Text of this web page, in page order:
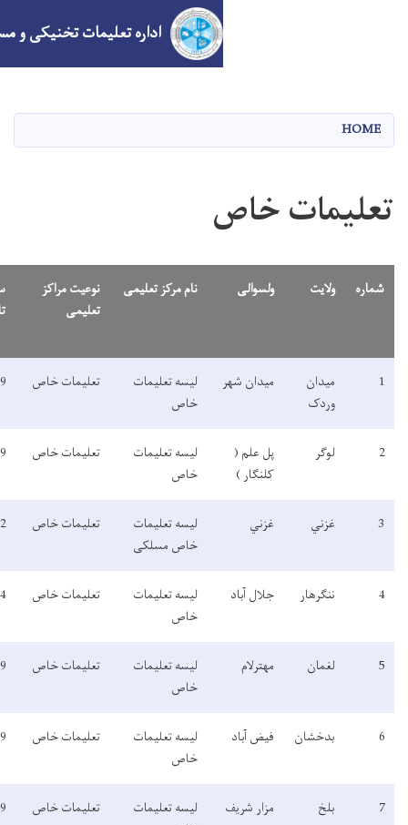
main
content
اداره تعلیمات تخنیکی و مسلکی
نام مرکز تعلیمی
نوعیت مراکز
سال
فعال/
غیر
معرفی
لیسه تعلیمات
تعلیمات خاص 1399 فعال
لیسه تعلیمات
تعلیمات خاص 1399 فعال معلومات
لیسه تعلیمات
تعلیمات خاص 1392 فعال معلومات
لیسه تعلیمات
تعلیمات خاص 1394 فعال
لیسه تعلیمات
تعلیمات خاص 1399 فعال
لیسه تعلیمات
تعلیمات خاص 1399 فعال معلومات
لیسه تعلیمات
تعلیمات خاص 1389 فعال معلومات